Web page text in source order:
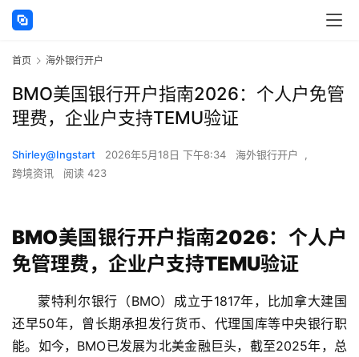
首页 海外银行开户
BMO美国银行开户指南2026：个人户免管
理费，企业户支持TEMU验证
Shirley@Ingstart 2026年5月18日 下午8:34 海外银行开户
,
跨境资讯
阅读 423
BMO美国银行开户指南2026：个人户
免管理费，企业户支持TEMU验证
蒙特利尔银行（BMO）成立于1817年，比加拿大建国
还早50年，曾长期承担发行货币、代理国库等中央银行职
能。如今，BMO已发展为北美金融巨头，截至2025年，总